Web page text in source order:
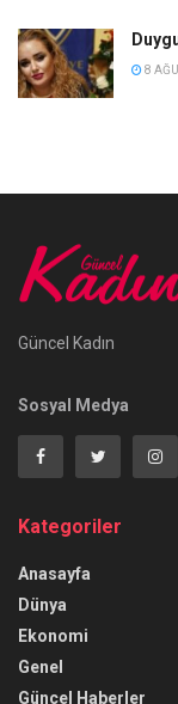
8
Güncel Kadın
Sosyal Medya
Kategoriler
Anasayfa
Dünya
Ekonomi
Genel
Güncel Haberler